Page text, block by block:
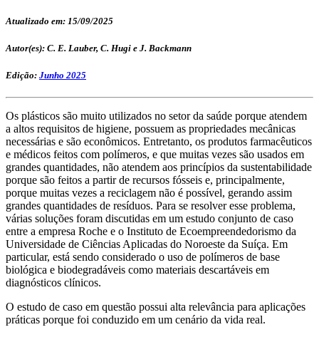
Atualizado em: 15/09/2025
Autor(es): C. E. Lauber, C. Hugi e J. Backmann
Edição: Junho 2025
Os plásticos são muito utilizados no setor da saúde porque atendem
a altos requisitos de higiene, possuem as propriedades mecânicas
necessárias e são econômicos. Entretanto, os produtos farmacêuticos
e médicos feitos com polímeros, e que muitas vezes são usados em
grandes quantidades, não atendem aos princípios da sustentabilidade
porque são feitos a partir de recursos fósseis e, principalmente,
porque muitas vezes a reciclagem não é possível, gerando assim
grandes quantidades de resíduos. Para se resolver esse problema,
várias soluções foram discutidas em um estudo conjunto de caso
entre a empresa Roche e o Instituto de Ecoempreendedorismo da
Universidade de Ciências Aplicadas do Noroeste da Suíça. Em
particular, está sendo considerado o uso de polímeros de base
biológica e biodegradáveis como materiais descartáveis em
diagnósticos clínicos.
O estudo de caso em questão possui alta relevância para aplicações
práticas porque foi conduzido em um cenário da vida real.